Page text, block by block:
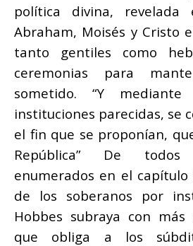
política divina,
Abraham, Moisés y Cristo
tanto gentiles como
ceremonias para
sometido. “Y
instituciones parecidas, se
el fin que se proponían,
República” De
enumerados en el capítulo
de los soberanos por
Hobbes subraya con
que obliga a los